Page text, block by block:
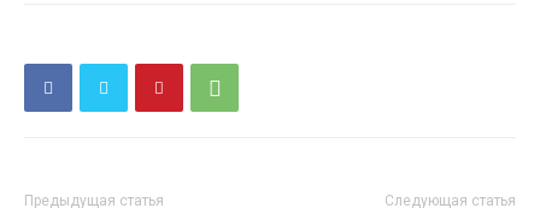
Предыдущая статья Следующая статья